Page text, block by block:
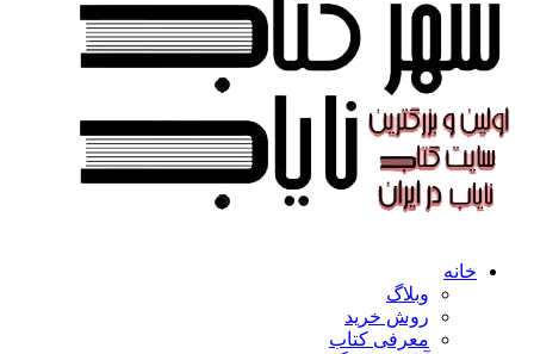
خانه
وبلاگ
روش خرید
معرفی کتاب